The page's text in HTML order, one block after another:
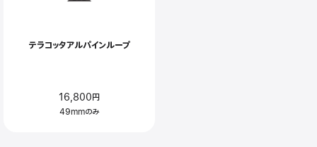
テラコッタアルパインループ
16,800円
49mmのみ